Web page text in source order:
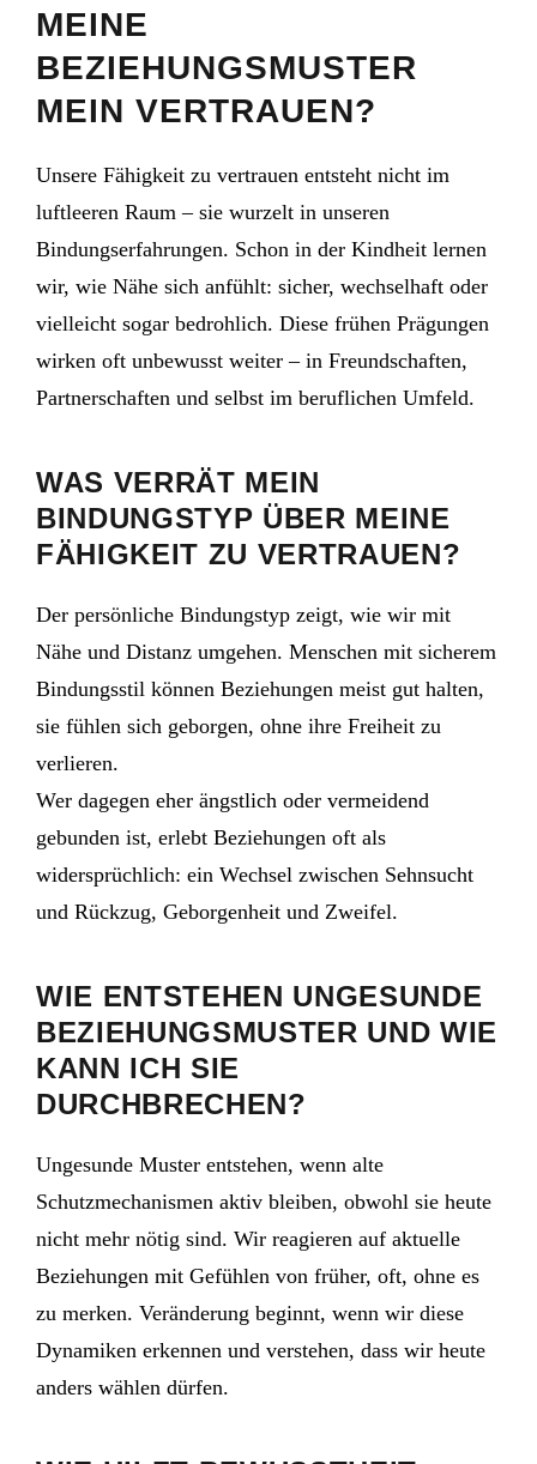
MEINE
BEZIEHUNGSMUSTER
MEIN VERTRAUEN?
Unsere Fähigkeit zu vertrauen entsteht nicht im
luftleeren Raum – sie wurzelt in unseren
Bindungserfahrungen. Schon in der Kindheit lernen
wir, wie Nähe sich anfühlt: sicher, wechselhaft oder
vielleicht sogar bedrohlich. Diese frühen Prägungen
wirken oft unbewusst weiter – in Freundschaften,
Partnerschaften und selbst im beruflichen Umfeld.
WAS VERRÄT MEIN
BINDUNGSTYP ÜBER MEINE
FÄHIGKEIT ZU VERTRAUEN?
Der persönliche Bindungstyp zeigt, wie wir mit
Nähe und Distanz umgehen. Menschen mit sicherem
Bindungsstil können Beziehungen meist gut halten,
sie fühlen sich geborgen, ohne ihre Freiheit zu
verlieren.
Wer dagegen eher ängstlich oder vermeidend
gebunden ist, erlebt Beziehungen oft als
widersprüchlich: ein Wechsel zwischen Sehnsucht
und Rückzug, Geborgenheit und Zweifel.
WIE ENTSTEHEN UNGESUNDE
BEZIEHUNGSMUSTER UND WIE
KANN ICH SIE
DURCHBRECHEN?
Ungesunde Muster entstehen, wenn alte
Schutzmechanismen aktiv bleiben, obwohl sie heute
nicht mehr nötig sind. Wir reagieren auf aktuelle
Beziehungen mit Gefühlen von früher, oft, ohne es
zu merken. Veränderung beginnt, wenn wir diese
Dynamiken erkennen und verstehen, dass wir heute
anders wählen dürfen.